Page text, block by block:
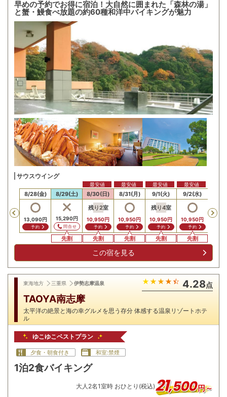
早めの予約でお得に宿泊！大自然に囲まれた「森林の湯」
と蟹・鰻食べ放題の約60種和洋中バイキングが魅力
サウスウイング
Previous
8/28(金)
13,090円
予約
8/29(土)
15,290円
問合せ
先割
8/30(日)
残り2室
10,950円
予約
先割
最安値
8/31(月)
10,950円
予約
先割
最安値
9/1(火)
残り4室
10,950円
予約
先割
最安値
9/2(水)
10,950円
予約
先割
最安値
この宿を見る
東海地方 三重県 伊勢志摩温泉 4.28点
TAOYA南志摩
太平洋の絶景と海の幸グルメを思う存分 体感する温泉リゾートホテ
ル
ゆこゆこベストプラン
夕食・朝食付き 和室:禁煙
1泊2食バイキング
大人 2名1室時 おひとり(税込)21,500円～